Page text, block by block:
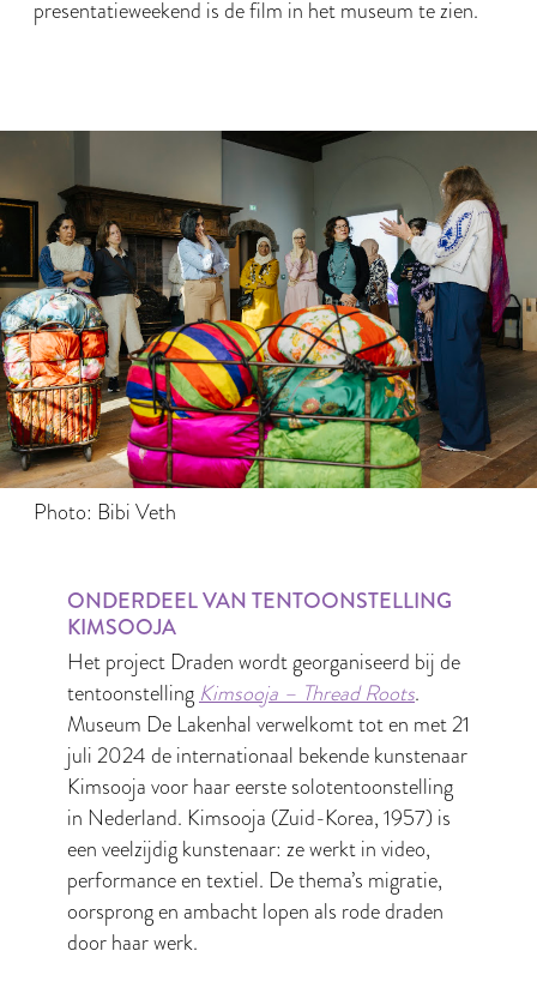
presentatieweekend is de film in het museum te zien.
Photo: Bibi Veth
ONDERDEEL VAN TENTOONSTELLING
KIMSOOJA
Het project Draden wordt georganiseerd bij de
tentoonstellingKimsooja – Thread Roots.
Museum De Lakenhal verwelkomt tot en met 21
juli 2024 de internationaal bekende kunstenaar
Kimsooja voor haar eerste solotentoonstelling
in Nederland. Kimsooja (Zuid-Korea, 1957) is
een veelzijdig kunstenaar: ze werkt in video,
performance en textiel. De thema’s migratie,
oorsprong en ambacht lopen als rode draden
door haar werk.